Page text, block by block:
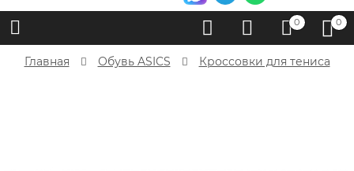
0 0
Главная Обувь ASICS Кроссовки для тениса